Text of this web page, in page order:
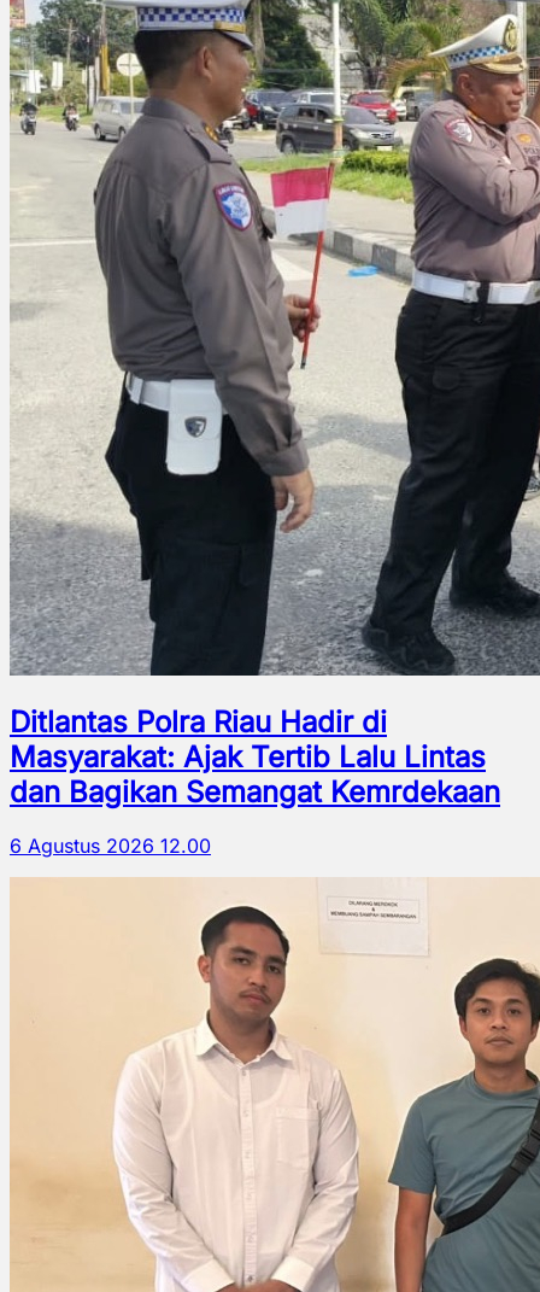
Ditlantas Polra Riau Hadir di
Masyarakat: Ajak Tertib Lalu Lintas
dan Bagikan Semangat Kemrdekaan
6 Agustus 2026 12.00